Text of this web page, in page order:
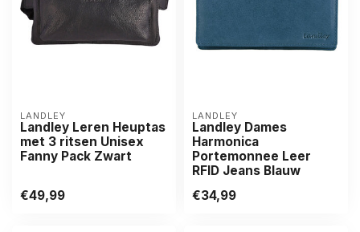
LANDLEY
Landley Leren Heuptas
met 3 ritsen Unisex
Fanny Pack Zwart
€49,99
LANDLEY
Landley Dames
Harmonica
Portemonnee Leer
RFID Jeans Blauw
€34,99